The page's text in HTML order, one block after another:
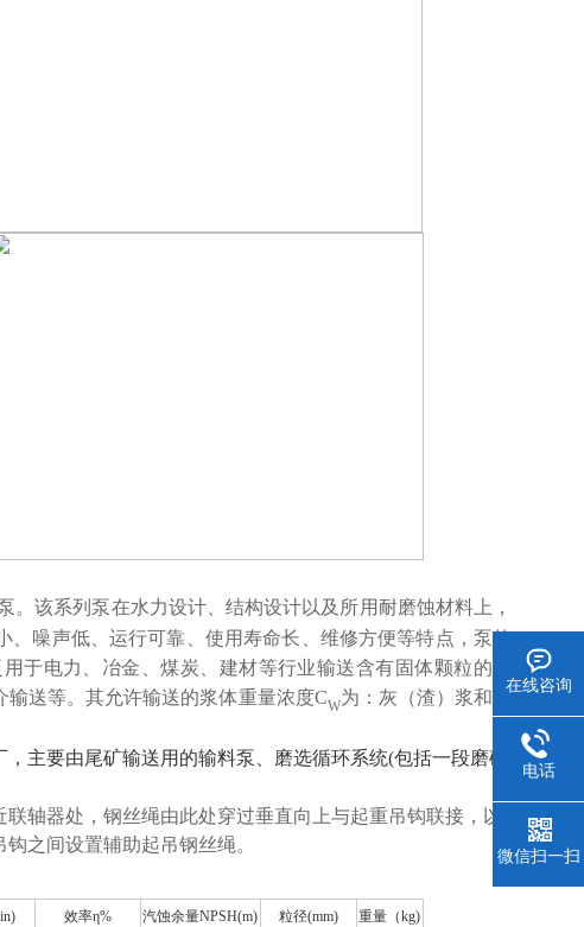
。该系列泵在水力设计、结构设计以及所用 耐磨蚀材料上，
噪声低、运行可靠、使用寿命长、维修方便等特点，泵的
于电力、冶金、煤炭、建材等行业输送含有固体颗粒的浆
输送等。其允许输送的浆体重量浓度CW为：灰（渣）浆和煤
主要由尾矿输送用的输料泵、磨选循环系统(包括一段磨矿
轴器处，钢丝绳由此处穿过垂直向上与起重吊钩联接，以
之间设置辅助起吊钢丝绳。
效率η% 汽蚀余量NPSH(m) 粒径(mm) 重量（kg)
在线咨询
电话
微信扫一扫